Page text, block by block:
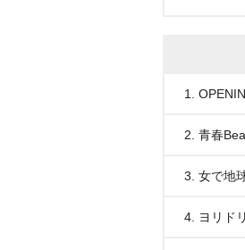
1.
2. 青春
3. 女で地
4. ヨリド